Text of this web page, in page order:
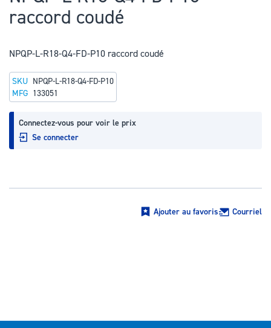
début
la
d’images
raccord coudé
NPQP-L-R18-Q4-FD-P10 raccord coudé
Connectez-vous pour voir le prix
Se connecter
SKU NPQP-L-R18-Q4-FD-P10
MFG 133051
Ajouter au favoris Courriel